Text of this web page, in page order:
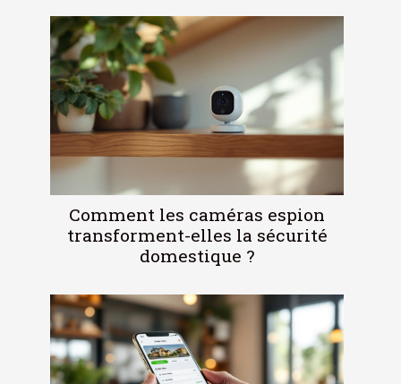
Comment les caméras espion
transforment-elles la sécurité
domestique ?